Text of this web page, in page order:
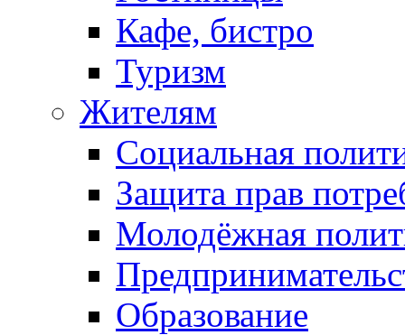
Кафе, бистро
Туризм
Жителям
Социальная
Защита прав
Молодёжная
Образование